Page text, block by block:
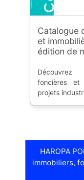
Catalogue
et
édition de
foncières et
projets
HAROPA
immobiliers,